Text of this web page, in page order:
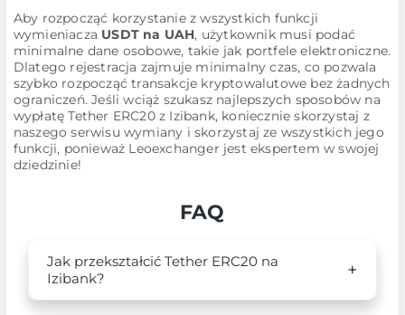
Aby rozpocząć korzystanie z wszystkich funkcji
wymieniacza USDT na UAH, użytkownik musi podać
minimalne dane osobowe, takie jak portfele elektroniczne.
Dlatego rejestracja zajmuje minimalny czas, co pozwala
szybko rozpocząć transakcje kryptowalutowe bez żadnych
ograniczeń. Jeśli wciąż szukasz najlepszych sposobów na
wypłatę Tether ERC20 z Izibank, koniecznie skorzystaj z
naszego serwisu wymiany i skorzystaj ze wszystkich jego
funkcji, ponieważ Leoexchanger jest ekspertem w swojej
dziedzinie!
FAQ
Jak przekształcić Tether ERC20 na
Izibank?